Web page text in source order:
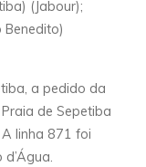
(Jabour);
a pedido da
de Sepetiba
linha 871 foi